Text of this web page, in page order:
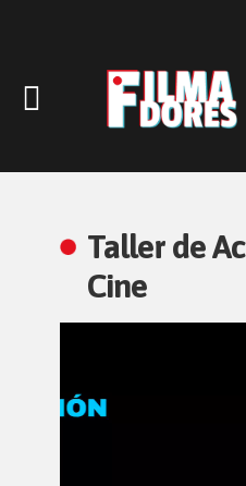
Taller de
Cine